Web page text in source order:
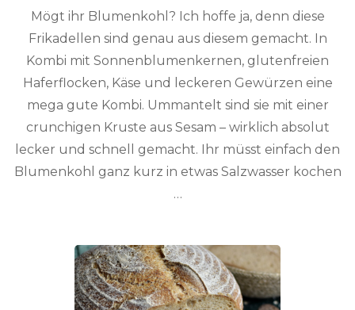
Mögt ihr Blumenkohl? Ich hoffe ja, denn diese
Frikadellen sind genau aus diesem gemacht. In
Kombi mit Sonnenblumenkernen, glutenfreien
Haferflocken, Käse und leckeren Gewürzen eine
mega gute Kombi. Ummantelt sind sie mit einer
crunchigen Kruste aus Sesam – wirklich absolut
lecker und schnell gemacht. Ihr müsst einfach den
Blumenkohl ganz kurz in etwas Salzwasser kochen
…